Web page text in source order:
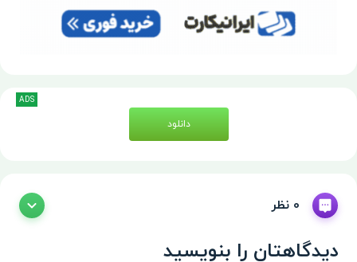
دانلود
ADS
0 نظر
دیدگاهتان را بنویسید